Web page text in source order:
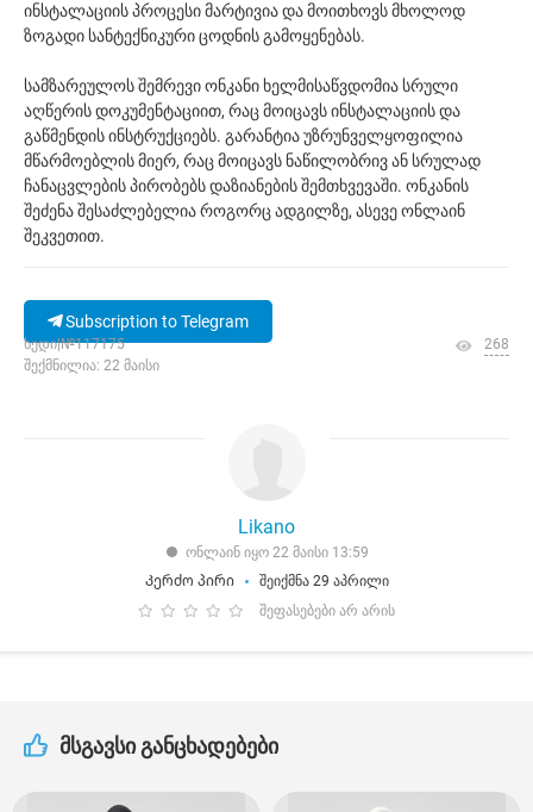
ინსტალაციის პროცესი მარტივია და მოითხოვს მხოლოდ
ზოგადი სანტექნიკური ცოდნის გამოყენებას.
სამზარეულოს შემრევი ონკანი ხელმისაწვდომია სრული
აღწერის დოკუმენტაციით, რაც მოიცავს ინსტალაციის და
გაწმენდის ინსტრუქციებს. გარანტია უზრუნველყოფილია
მწარმოებლის მიერ, რაც მოიცავს ნაწილობრივ ან სრულად
ჩანაცვლების პირობებს დაზიანების შემთხვევაში. ონკანის
შეძენა შესაძლებელია როგორც ადგილზე, ასევე ონლაინ
შეკვეთით.
Subscription to Telegram
ხედი|№117175
შექმნილია: 22 მაისი
268
Likano
ონლაინ იყო 22 მაისი 13:59
Კერძო პირი
შეიქმნა 29 აპრილი
შეფასებები არ არის
მსგავსი განცხადებები